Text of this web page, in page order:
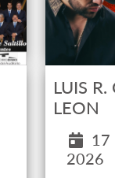
LUIS
LEON
17
2026